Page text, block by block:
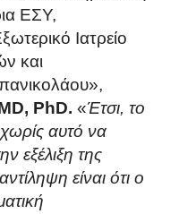
ΕΣΥ,
Ιατρείο
και
PhD. «Έτσι, το
αυτό να
εξέλιξη της
είναι ότι ο